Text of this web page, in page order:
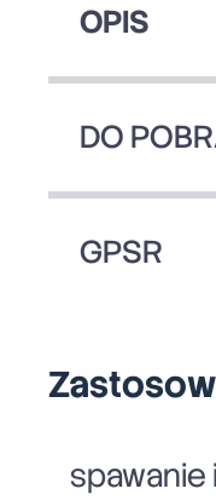
OPIS
DO
GPSR
spawanie